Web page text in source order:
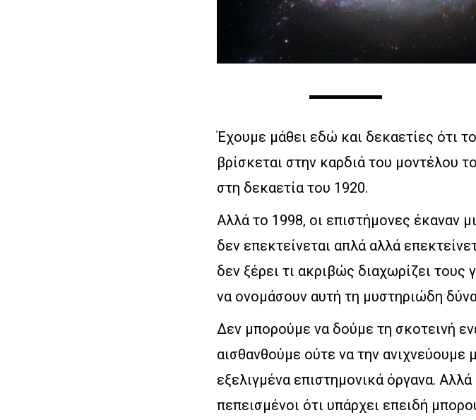
Έχουμε μάθει εδώ και δεκαετίες ότι
βρίσκεται στην καρδιά του μοντέλου
στη δεκαετία του 1920.
Αλλά το 1998, οι επιστήμονες έκαναν
δεν επεκτείνεται απλά αλλά
δεν ξέρει τι ακριβώς διαχωρίζει τους
να ονομάσουν αυτή τη μυστηριώδη
Δεν μπορούμε να δούμε τη σκοτεινή
αισθανθούμε ούτε να την ανιχνεύουμε
εξελιγμένα επιστημονικά όργανα.
πεπεισμένοι ότι υπάρχει επειδή